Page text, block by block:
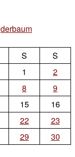
derbaum
Comment
5
jahre
S
S
1
2
8
9
15
16
22
23
29
30